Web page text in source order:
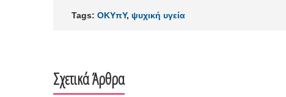
Tags: ΟΚΥπΥ, ψυχική υγεία
Σχετικά Άρθρα